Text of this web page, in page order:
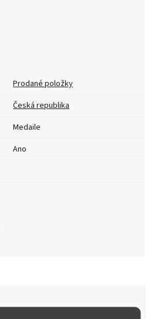
Prodané položky
Česká republika
Medaile
Ano